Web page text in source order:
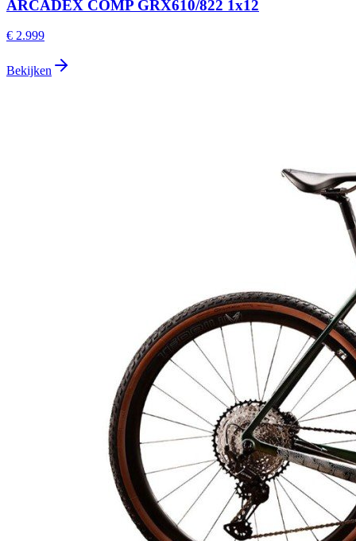
ARCADEX COMP GRX610/822 1x12
€ 2.999
Bekijken